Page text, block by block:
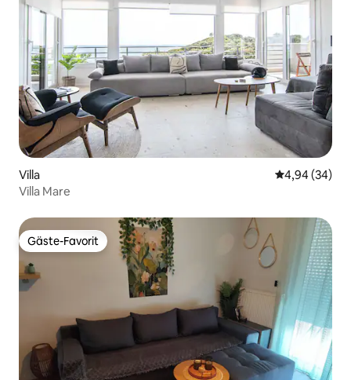
Villa
4,94 (34)
Villa Mare
Gäste-Favorit
Gäste-Favorit